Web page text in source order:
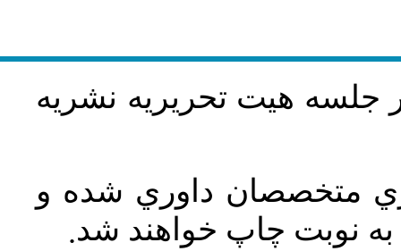
جلسه هيت تحريريه نشريه
متخصصان داوري شده و
نوبت چاپ خواهند شد.